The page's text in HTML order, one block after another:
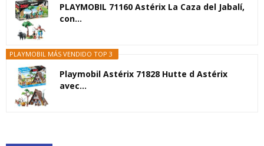
PLAYMOBIL 71160 Astérix La Caza del Jabalí,
con...
PLAYMOBIL MÁS VENDIDO TOP 3
Playmobil Astérix 71828 Hutte d Astérix
avec...